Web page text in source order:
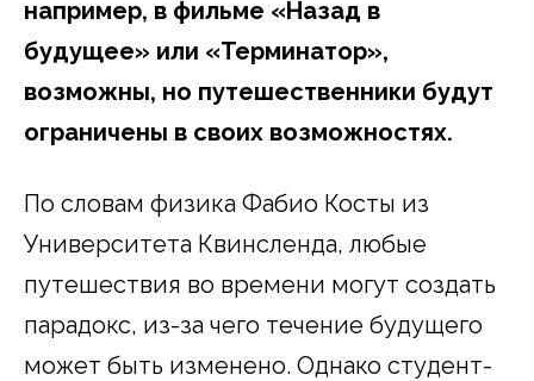
например, в фильме «Назад в
будущее» или «Терминатор»,
возможны, но путешественники будут
ограничены в своих возможностях.
По словам физика Фабио Косты из
Университета Квинсленда, любые
путешествия во времени могут создать
парадокс, из-за чего течение будущего
может быть изменено. Однако студент-